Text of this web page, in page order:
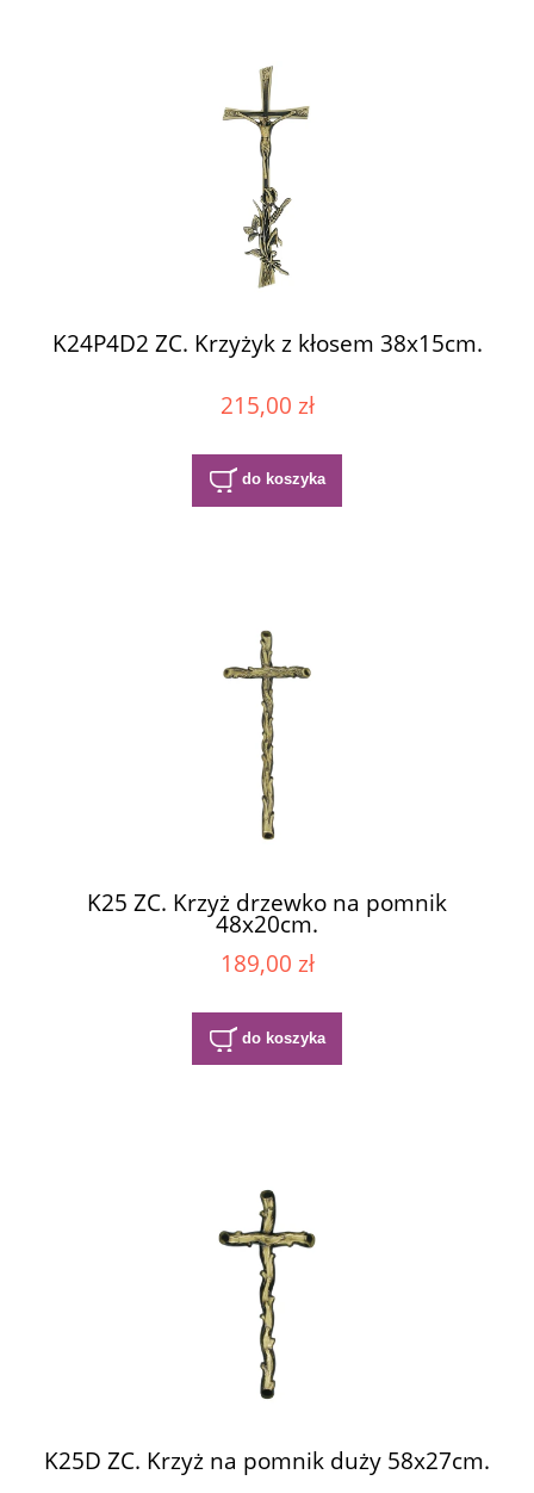
K24P4D2 ZC. Krzyżyk z kłosem 38x15cm.
215,00 zł
do koszyka
K25 ZC. Krzyż drzewko na pomnik
48x20cm.
189,00 zł
do koszyka
K25D ZC. Krzyż na pomnik duży 58x27cm.